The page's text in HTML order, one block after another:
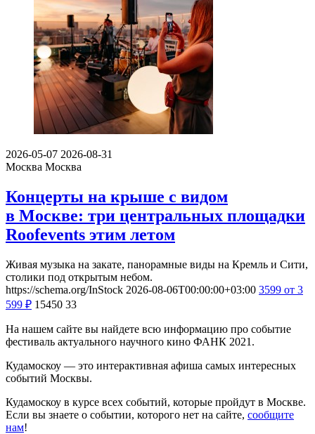
2026-05-07 2026-08-31
Москва Москва
Концерты на крыше с видом
в Москве: три центральных площадки
Roofevents этим летом
Живая музыка на закате, панорамные виды на Кремль и Сити,
столики под открытым небом.
https://schema.org/InStock 2026-08-06T00:00:00+03:00 3599 от 3
599 ₽ 15450 33
На нашем сайте вы найдете всю информацию про событие
фестиваль актуального научного кино ФАНК 2021.
Кудамоскоу — это интерактивная афиша самых интересных
событий Москвы.
Кудамоскоу в курсе всех событий, которые пройдут в Москве.
Если вы знаете о событии, которого нет на сайте, сообщите
нам!